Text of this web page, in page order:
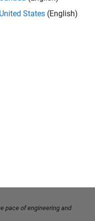
United States (English)
pace of engineering and